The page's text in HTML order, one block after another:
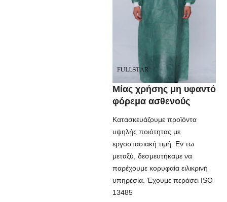
Μίας χρήσης μη υφαντό
φόρεμα ασθενούς
Κατασκευάζουμε προϊόντα
υψηλής ποιότητας με
εργοστασιακή τιμή. Εν τω
μεταξύ, δεσμευτήκαμε να
παρέχουμε κορυφαία ειλικρινή
υπηρεσία. Έχουμε περάσει ISO
13485